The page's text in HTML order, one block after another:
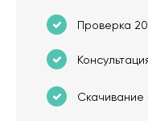
Проверка
Скачивание